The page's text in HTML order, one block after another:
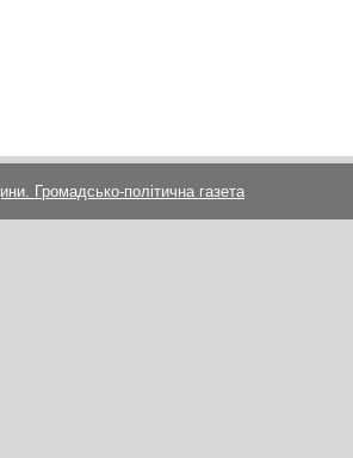
Громадсько-політична газета